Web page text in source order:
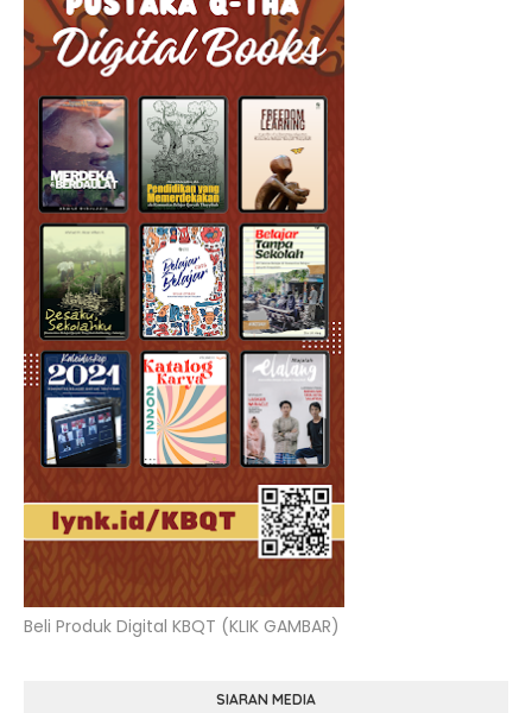
Beli Produk Digital KBQT (KLIK GAMBAR)
SIARAN MEDIA